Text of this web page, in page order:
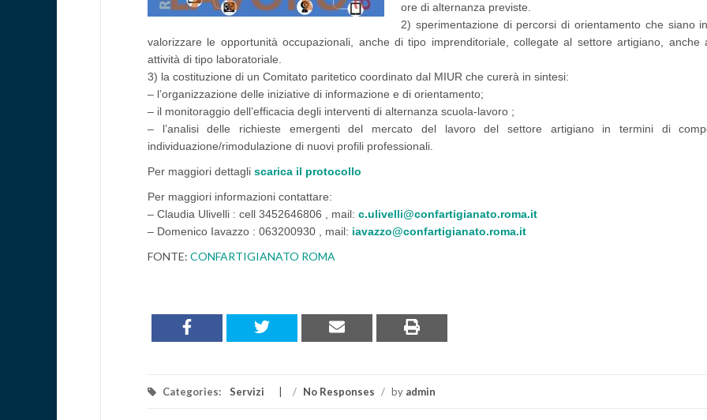
ore di alternanza previste.
2) sperimentazione di percorsi di orientamento che siano
valorizzare le opportunità occupazionali, anche di tipo imprenditoriale, collegate al settore artigiano, anche
attività di tipo laboratoriale.
3) la costituzione di un Comitato paritetico coordinato dal MIUR che curerà in sintesi:
– l’organizzazione delle iniziative di informazione e di orientamento;
– il monitoraggio dell’efficacia degli interventi di alternanza scuola-lavoro ;
– l’analisi delle richieste emergenti del mercato del lavoro del settore artigiano in termini di
individuazione/rimodulazione di nuovi profili professionali.
Per maggiori dettagli scarica il protocollo
Per maggiori informazioni contattare:
– Claudia Ulivelli : cell 3452646806 , mail: c.ulivelli@confartigianato.roma.it
– Domenico Iavazzo : 063200930 , mail: iavazzo@confartigianato.roma.it
FONTE: CONFARTIGIANATO ROMA
Categories: Servizi / No Responses / by admin